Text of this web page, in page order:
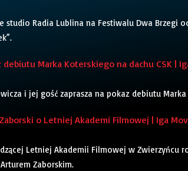
studio Radia Lublina na Festiwalu Dwa Brzegi
debiutu Marka Koterskiego na dachu CSK |
i jej gość zaprasza na pokaz debiutu
o Letniej Akademi Filmowej | Iga
Letniej Akademii Filmowej w
Zaborskim.